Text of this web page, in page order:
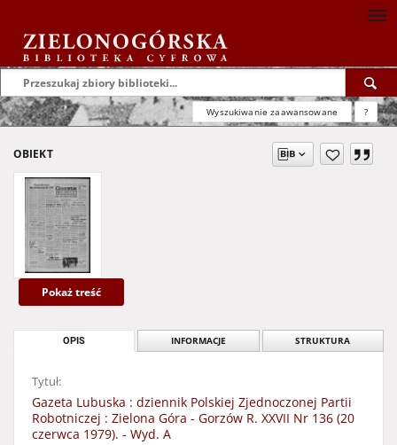
Wyszukiwanie zaawansowane ?
OBIEKT
Pokaż treść
OPIS INFORMACJE STRUKTURA
Tytuł:
Gazeta Lubuska : dziennik Polskiej Zjednoczonej Partii
Robotniczej : Zielona Góra - Gorzów R. XXVII Nr 136 (20
czerwca 1979). - Wyd. A